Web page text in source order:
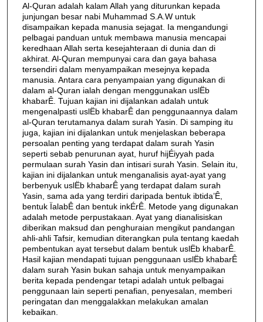
Al-Quran adalah kalam Allah yang diturunkan kepada
junjungan besar nabi Muhammad S.A.W untuk
disampaikan kepada manusia sejagat. Ia mengandungi
pelbagai panduan untuk membawa manusia mencapai
keredhaan Allah serta kesejahteraan di dunia dan di
akhirat. Al-Quran mempunyai cara dan gaya bahasa
tersendiri dalam menyampaikan mesejnya kepada
manusia. Antara cara penyampaian yang digunakan di
dalam al-Quran ialah dengan menggunakan uslËb
khabarÊ. Tujuan kajian ini dijalankan adalah untuk
mengenalpasti uslËb khabarÊ dan penggunaannya dalam
al-Quran terutamanya dalam surah Yasin. Di samping itu
juga, kajian ini dijalankan untuk menjelaskan beberapa
persoalan penting yang terdapat dalam surah Yasin
seperti sebab penurunan ayat, huruf hijÉiyyah pada
permulaan surah Yasin dan intisari surah Yasin. Selain itu,
kajian ini dijalankan untuk menganalisis ayat-ayat yang
berbenyuk uslËb khabarÊ yang terdapat dalam surah
Yasin, sama ada yang terdiri daripada bentuk ibtida’Ê,
bentuk ÏalabÊ dan bentuk inkÉrÊ. Metode yang digunakan
adalah metode perpustakaan. Ayat yang dianalisiskan
diberikan maksud dan penghuraian mengikut pandangan
ahli-ahli Tafsir, kemudian diterangkan pula tentang kaedah
pembentukan ayat tersebut dalam bentuk uslËb khabarÊ.
Hasil kajian mendapati tujuan penggunaan uslËb khabarÊ
dalam surah Yasin bukan sahaja untuk menyampaikan
berita kepada pendengar tetapi adalah untuk pelbagai
penggunaan lain seperti penafian, penyesalan, memberi
peringatan dan menggalakkan melakukan amalan
kebaikan.